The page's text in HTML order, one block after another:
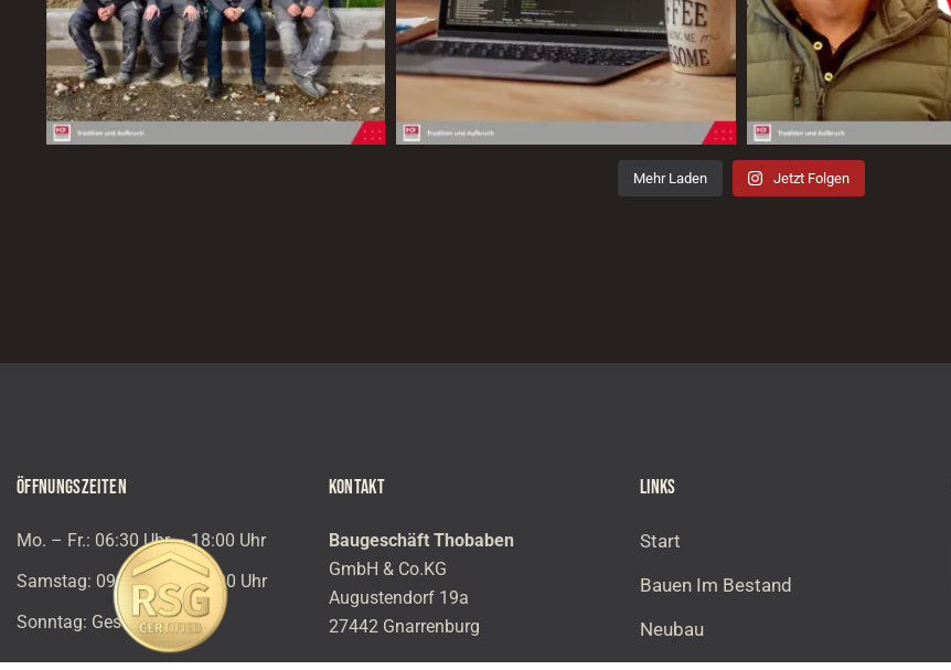
Mehr Laden Jetzt Folgen
ÖFFNUNGSZEITEN
Mo. – Fr.: 06:30 Uhr – 18:00 Uhr
Samstag: 09:30 Uhr – 12:00 Uhr
Sonntag: Geschlossen
KONTAKT
Baugeschäft Thobaben
GmbH & Co.KG
Augustendorf 19a
27442 Gnarrenburg
LINKS
Start
Bauen Im Bestand
Neubau